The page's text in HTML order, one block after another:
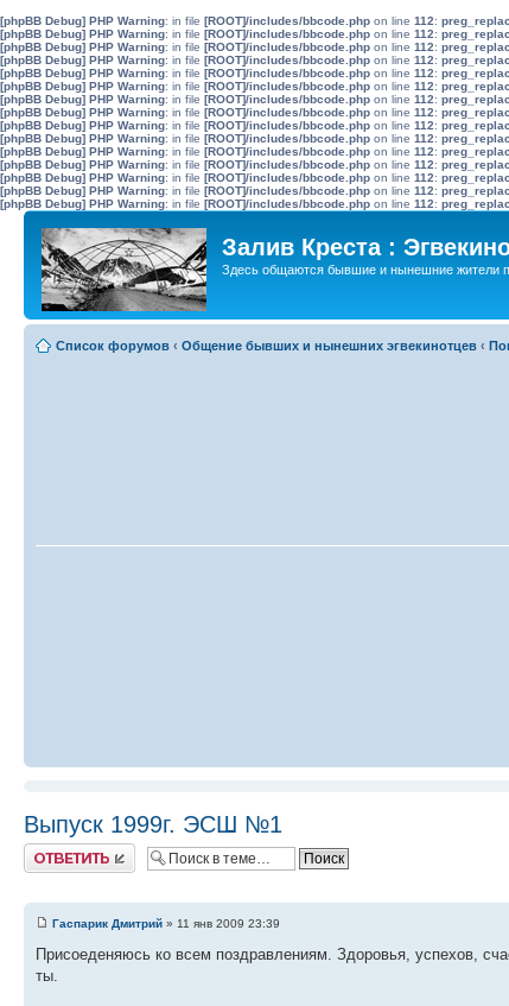
[phpBB Debug] PHP Warning: in file [ROOT]/includes/bbcode.php on line 112:
[phpBB Debug] PHP Warning: in file [ROOT]/includes/bbcode.php on line 112:
[phpBB Debug] PHP Warning: in file [ROOT]/includes/bbcode.php on line 112:
[phpBB Debug] PHP Warning: in file [ROOT]/includes/bbcode.php on line 112:
[phpBB Debug] PHP Warning: in file [ROOT]/includes/bbcode.php on line 112:
[phpBB Debug] PHP Warning: in file [ROOT]/includes/bbcode.php on line 112:
[phpBB Debug] PHP Warning: in file [ROOT]/includes/bbcode.php on line 112:
[phpBB Debug] PHP Warning: in file [ROOT]/includes/bbcode.php on line 112:
[phpBB Debug] PHP Warning: in file [ROOT]/includes/bbcode.php on line 112:
[phpBB Debug] PHP Warning: in file [ROOT]/includes/bbcode.php on line 112:
[phpBB Debug] PHP Warning: in file [ROOT]/includes/bbcode.php on line 112:
[phpBB Debug] PHP Warning: in file [ROOT]/includes/bbcode.php on line 112:
[phpBB Debug] PHP Warning: in file [ROOT]/includes/bbcode.php on line 112:
[phpBB Debug] PHP Warning: in file [ROOT]/includes/bbcode.php on line 112:
[phpBB Debug] PHP Warning: in file [ROOT]/includes/bbcode.php on line 112:
Залив Креста :
Здесь общаются бывшие и нынешние жители
Список форумов ‹ Общение бывших и нынешних эгвекинотцев ‹
Выпуск 1999г. ЭСШ №1
Ответить
Гаспарик Дмитрий » 11 янв 2009 23:39
Присоеденяюсь ко всем поздравлениям. Здоровья, успехов,
ты.